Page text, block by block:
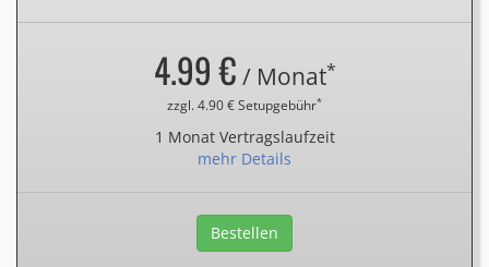
4.99 € / Monat*
zzgl. 4.90 € Setupgebühr*
1 Monat Vertragslaufzeit
mehr Details
Bestellen